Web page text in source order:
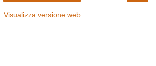
Visualizza versione web